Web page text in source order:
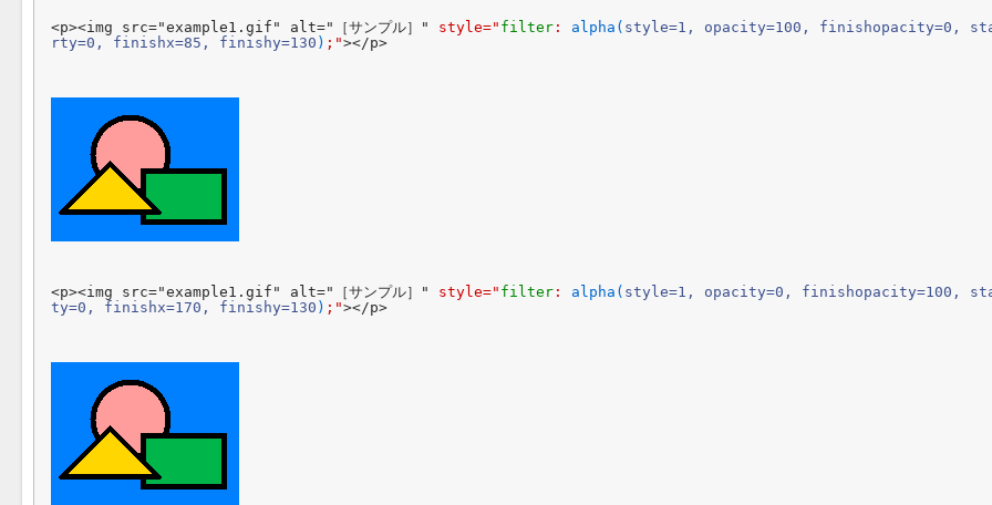
<p><img src="example1.gif" alt="［サンプル］" style=" filter : alpha( style=1, opacity=100, finishopacity=0,
rty=0, finishx=85, finishy=130 ) ;"></p>
<p><img src="example1.gif" alt="［サンプル］" style=" filter : alpha( style=1, opacity=0, finishopacity=100,
ty=0, finishx=170, finishy=130 ) ;"></p>